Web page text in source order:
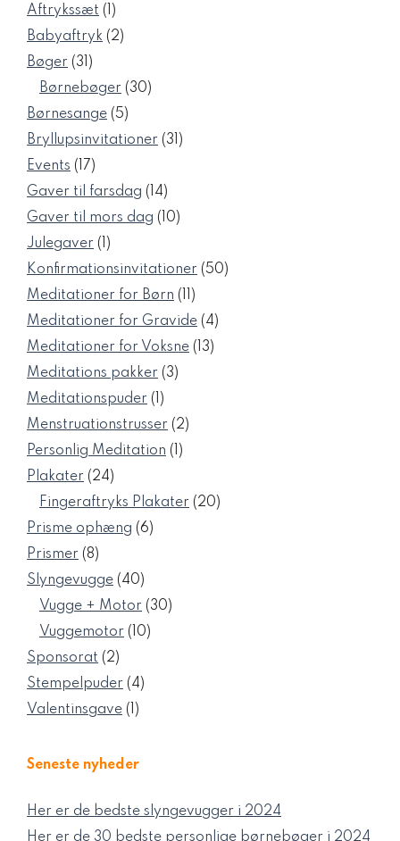
Aftrykssæt 11
vare
Babyaftryk 22
Bøger 3131
varer
Børnebøger 3030
Børnesange 55
varer
Bryllupsinvitationer 3131
Events 1717
varer
Gaver til farsdag 1414
varer
Gaver til mors dag 1010
Julegaver 11
vare
Konfirmationsinvitationer 5050
Meditationer for Børn 1111
varer
Meditationer for Gravide 44
Meditationer for Voksne 1313
Meditations pakker 33
Meditationspuder 11
vare
Menstruationstrusser 22
Personlig Meditation 11
Plakater 2424
varer
Fingeraftryks Plakater 2020
Prisme ophæng 66
Prismer 88
varer
Slyngevugge 4040
varer
Vugge + Motor 3030
Vuggemotor 1010
Sponsorat 22
varer
Stempelpuder 44
Valentinsgave 11
Seneste nyheder
Her er de bedste slyngevugger i 2024
Her er de 30 bedste personlige børnebøger i 2024